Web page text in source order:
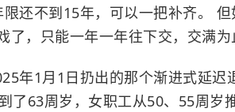
还不到15年，可以一把补齐。
了，只能一年一年往下交，交满为
年1月1日扔出的那个渐进式延迟
了63周岁，女职工从50、55周岁